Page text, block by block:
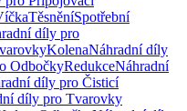
TěsněníSpotřební
díly pro
KolenaNáhradní díly
OdbočkyRedukceNáhradní
díly pro Čisticí
díly pro Tvarovky